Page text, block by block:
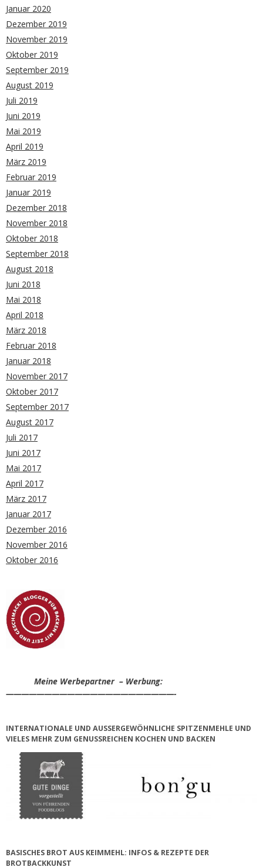
Januar 2020
Dezember 2019
November 2019
Oktober 2019
September 2019
August 2019
Juli 2019
Juni 2019
Mai 2019
April 2019
März 2019
Februar 2019
Januar 2019
Dezember 2018
November 2018
Oktober 2018
September 2018
August 2018
Juni 2018
Mai 2018
April 2018
März 2018
Februar 2018
Januar 2018
November 2017
Oktober 2017
September 2017
August 2017
Juli 2017
Juni 2017
Mai 2017
April 2017
März 2017
Januar 2017
Dezember 2016
November 2016
Oktober 2016
Meine Werbepartner – Werbung:
——————————————————————-
INTERNATIONALE UND AUSSERGEWÖHNLICHE SPITZENMEHLE UND V
IELES MEHR ZUM GENUSSREICHEN KOCHEN UND BACKEN
BASISCHES BROT AUS KEIMMEHL: INFOS & REZEPTE DER
BROTBACKKUNST